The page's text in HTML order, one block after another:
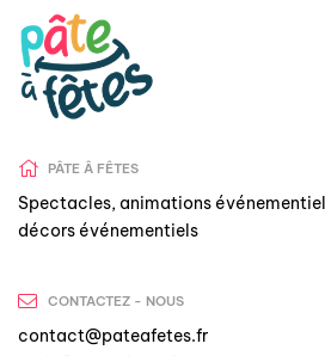
PÂTE Â FÊTES
Spectacles, animations
décors événementiels
CONTACTEZ - NOUS
contact@pateafetes.fr